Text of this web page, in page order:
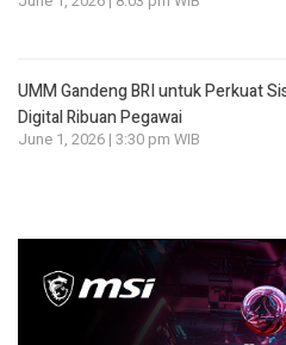
UMM Gandeng BRI untuk Perkuat
Digital Ribuan Pegawai
June 1, 2026 | 3:30 pm WIB